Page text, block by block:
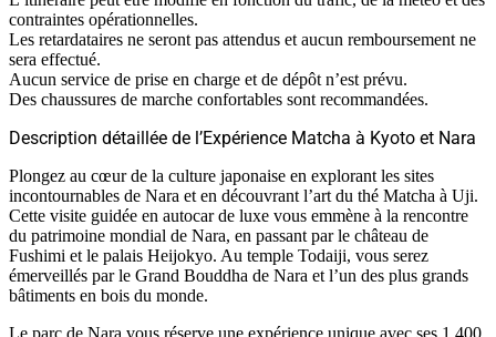
contraintes opérationnelles.
Les retardataires ne seront pas attendus et aucun remboursement ne
sera effectué.
Aucun service de prise en charge et de dépôt n’est prévu.
Des chaussures de marche confortables sont recommandées.
Description détaillée de l’Expérience Matcha à Kyoto et Nara
Plongez au cœur de la culture japonaise en explorant les sites
incontournables de Nara et en découvrant l’art du thé Matcha à Uji.
Cette visite guidée en autocar de luxe vous emmène à la rencontre
du patrimoine mondial de Nara, en passant par le château de
Fushimi et le palais Heijokyo. Au temple Todaiji, vous serez
émerveillés par le Grand Bouddha de Nara et l’un des plus grands
bâtiments en bois du monde.
Le parc de Nara vous réserve une expérience unique avec ses 1 400